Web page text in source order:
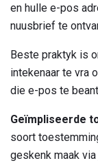
en hulle e-pos
nuusbrief te
Beste praktyk is
intekenaar te vra
die e-pos te
Geïmpliseerde
soort
geskenk maak